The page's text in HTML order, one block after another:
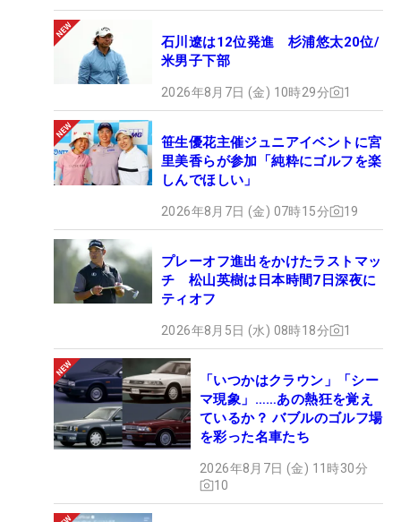
石川遼は12位発進 杉浦悠太20位/
米男子下部
2026年8月7日 (金) 10時29分 1
笹生優花主催ジュニアイベントに宮
里美香らが参加「純粋にゴルフを楽
しんでほしい」
2026年8月7日 (金) 07時15分 19
プレーオフ進出をかけたラストマッ
チ 松山英樹は日本時間7日深夜に
ティオフ
2026年8月5日 (水) 08時18分 1
「いつかはクラウン」「シー
マ現象」……あの熱狂を覚え
ているか？ バブルのゴルフ場
を彩った名車たち
2026年8月7日 (金) 11時30分
10